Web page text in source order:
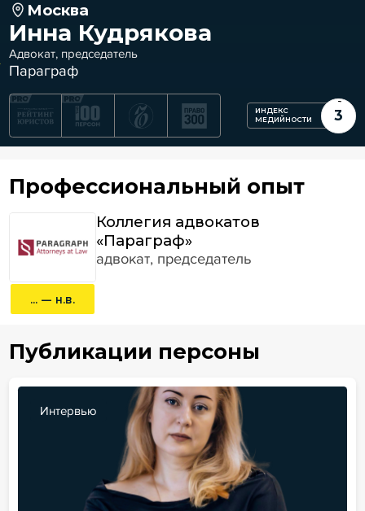
Москва
Инна Кудрякова
Адвокат, председатель
Параграф
ИНДЕКС
МЕДИЙНОСТИ
3
Профессиональный опыт
... — н.в.
Коллегия адвокатов
«Параграф»
адвокат, председатель
Публикации персоны
Интервью